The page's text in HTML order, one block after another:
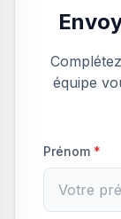
équipe
Prénom *